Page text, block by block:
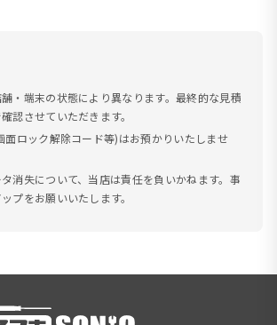
・端末の状態により異なります。最終的な見積
認させていただきます。
面ロック解除コード等)はお預かりいたしませ
消失について、当店は責任を負いかねます。事
プをお願いいたします。